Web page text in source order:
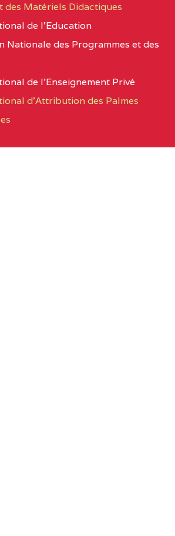
des Matériels Didactiques
de l’Education
Nationale des Programmes et des
de l’Enseignement Privé
d'Attribution des Palmes